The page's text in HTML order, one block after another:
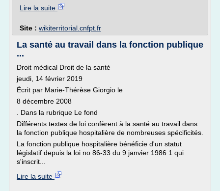
Lire la suite
Site : wikiterritorial.cnfpt.fr
La santé au travail dans la fonction publique
...
Droit médical Droit de la santé
jeudi, 14 février 2019
Écrit par Marie-Thérèse Giorgio le
8 décembre 2008
. Dans la rubrique Le fond
Différents textes de loi confèrent à la santé au travail dans
la fonction publique hospitalière de nombreuses spécificités.
La fonction publique hospitalière bénéficie d'un statut
législatif depuis la loi no 86-33 du 9 janvier 1986 1 qui
s'inscrit...
Lire la suite